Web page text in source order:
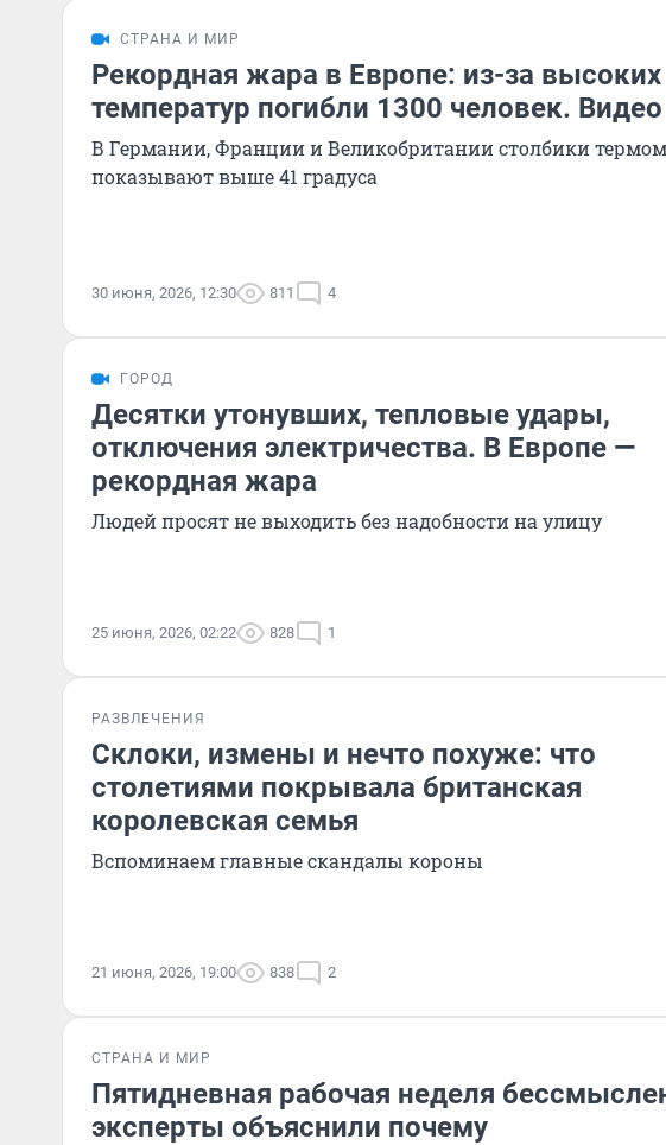
СТРАНА И МИР
Рекордная жара в Европе: из-за высоких
температур погибли 1300 человек. Видео
В Германии, Франции и Великобритании столбики
показывают выше 41 градуса
30 июня, 2026, 12:30 811 4
ГОРОД
Десятки утонувших, тепловые удары,
отключения электричества. В Европе —
рекордная жара
Людей просят не выходить без надобности на улицу
25 июня, 2026, 02:22 828 1
РАЗВЛЕЧЕНИЯ
Склоки, измены и нечто похуже: что
столетиями покрывала британская
королевская семья
Вспоминаем главные скандалы короны
21 июня, 2026, 19:00 838 2
СТРАНА И МИР
Пятидневная рабочая неделя
эксперты объяснили почему